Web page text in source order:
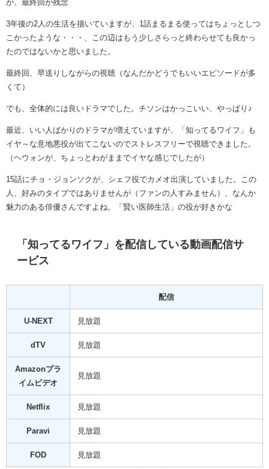
が、最終回が残念
3年後の2人の生活を描いていますが、1話まるまる使ってはちょっとしつ
こかったような・・・、この辺はもう少しさらっと終わらせても良かっ
たのではないかと思いました。
最終回、早送りしながらの視聴（なんだかどうでもいいエピソードが多
くて）
でも、全体的には良いドラマでした。チソンはかっこいい、やっぱり♪
最近、いい人ばかりのドラマが増えていますが、「知ってるワイフ」も
イヤ～な意地悪役が出てこないのでストレスフリーで視聴できました。
（ヘウォンが、ちょっとわがままでイヤな感じでしたが）
15話にチョ・ジョンソクが、シェフ役でカメオ出演していました。この
人、好みのタイプではありませんが（ファンの人すみません）、なんか
魅力のある俳優さんですよね。「賢い医師生活」の役が好きかな
「知ってるワイフ」を配信している動画配信サ
ービス
配信
U-NEXT 見放題
dTV 見放題
Amazonプラ
イムビデオ
見放題
Netflix 見放題
Paravi 見放題
FOD 見放題